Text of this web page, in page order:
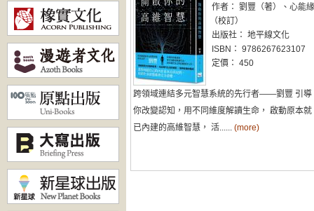
作者： 劉豐（著）、心能緣
（校訂）
出版社： 地平線文化
ISBN： 9786267623107
定價： 450
跨領域連結多元智慧系統的先行者——劉豐 引導
你改變認知，用不同維度解讀生命， 啟動原本就
已內建的高維智慧， 活...... (more)